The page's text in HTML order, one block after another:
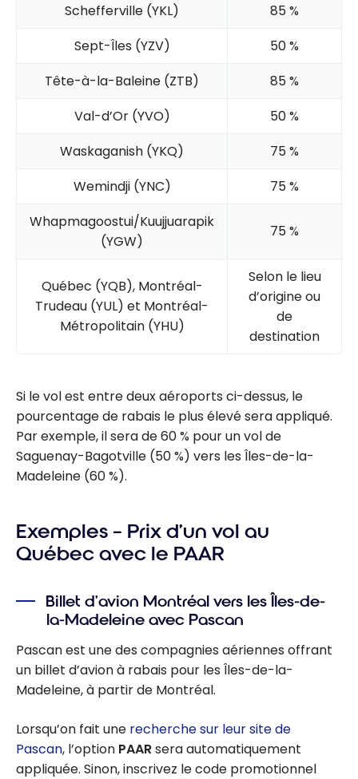
Schefferville (YKL)
85 %
Sept-Îles (YZV)
50 %
Tête-à-la-Baleine (ZTB)
85 %
Val-d’Or (YVO)
50 %
Waskaganish (YKQ)
75 %
Wemindji (YNC)
75 %
Whapmagoostui/Kuujjuarapik
(YGW)
75 %
Québec (YQB), Montréal-
Trudeau (YUL) et Montréal-
Métropolitain (YHU)
Selon le lieu
d’origine ou
de
destination
Si le vol est entre deux aéroports ci-dessus, le
pourcentage de rabais le plus élevé sera appliqué.
Par exemple, il sera de 60 % pour un vol de
Saguenay-Bagotville (50 %) vers les Îles-de-la-
Madeleine (60 %).
Exemples – Prix d’un vol au
Québec avec le PAAR
Billet d’avion Montréal vers les Îles-de-
la-Madeleine avec Pascan
Pascan est une des compagnies aériennes offrant
un billet d’avion à rabais pour les Îles-de-la-
Madeleine, à partir de Montréal.
Lorsqu’on fait une recherche sur leur site de
Pascan, l’option PAARsera automatiquement
appliquée. Sinon, inscrivez le code promotionnel